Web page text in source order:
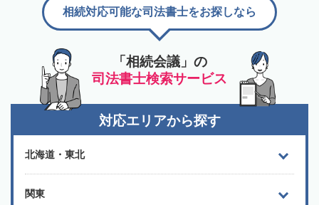
「相続会議」の
司法書士検索サービス
相続対応可能な司法書士をお探しなら
対応エリアから探す
北海道・東北
関東